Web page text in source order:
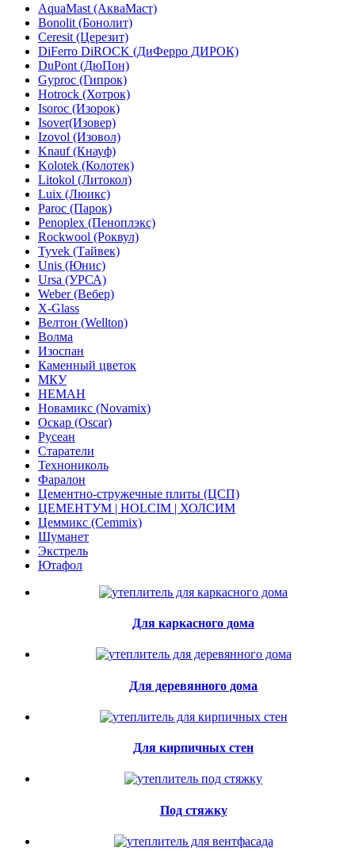
AquaMast (АкваМаст)
Bonolit (Бонолит)
Ceresit (Церезит)
DiFerro DiROCK (ДиФерро ДИРОК)
DuPont (ДюПон)
Gyproc (Гипрок)
Hotrock (Хотрок)
Isoroc (Изорок)
Isover(Изовер)
Izovol (Изовол)
Knauf (Кнауф)
Kolotek (Колотек)
Litokol (Литокол)
Luix (Люикс)
Paroc (Парок)
Penoplex (Пеноплэкс)
Rockwool (Роквул)
Tyvek (Тайвек)
Unis (Юнис)
Ursa (УРСА)
Weber (Вебер)
X-Glass
Велтон (Wellton)
Волма
Изоспан
Каменный цветок
МКУ
НЕМАН
Новамикс (Novamix)
Оскар (Oscar)
Русеан
Старатели
Технониколь
Фаралон
Цементно-стружечные плиты (ЦСП)
ЦЕМЕНТУМ | HOLCIM | ХОЛСИМ
Цеммикс (Cemmix)
Шуманет
Экстрель
Ютафол
Для каркасного дома
Для деревянного дома
Для кирпичных стен
Под стяжку